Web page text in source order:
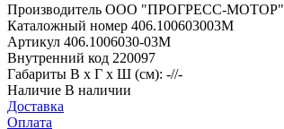
Производитель ООО "ПРОГРЕСС-МОТОР"
Каталожный номер 406.100603003М
Артикул 406.1006030-03М
Внутренний код 220097
Габариты В х Г х Ш (см): -//-
Наличие В наличии
Доставка
Оплата